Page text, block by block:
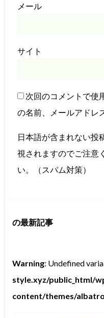
メール
サイト
次回のコメントで使
の名前、メールアドレ
日本語が含まれない投
視されますのでご注意
い。（スパム対策）
の最新記事
Warning: Undefined
style.xyz/public_html/
content/themes/